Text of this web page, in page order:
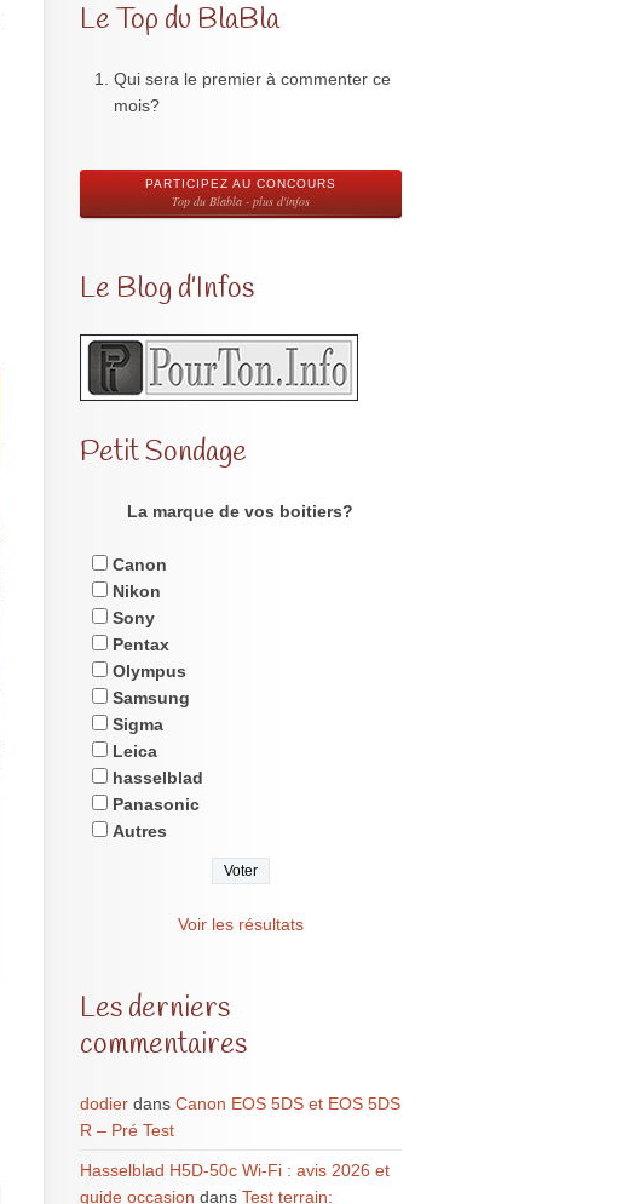
Le Top du BlaBla
Qui sera le premier à commenter ce
mois?
PARTICIPEZ AU CONCOURS
Top du Blabla - plus d'infos
Le Blog d’Infos
Petit Sondage
La marque de vos boitiers?
Canon
Nikon
Sony
Pentax
Olympus
Samsung
Sigma
Leica
hasselblad
Panasonic
Autres
Voir les résultats
Les derniers
commentaires
dodierdans Canon EOS 5DS et EOS 5DS
R – Pré Test
Hasselblad H5D-50c Wi-Fi : avis 2026 et
guide occasion dans Test terrain: